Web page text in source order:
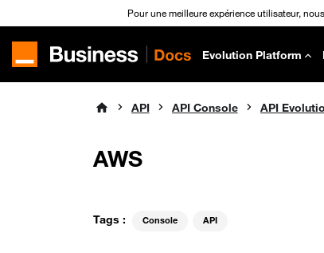
Pour une meilleure expérience utilisateur,
Evolution Platform
API API Console
AWS
Tags : Console API